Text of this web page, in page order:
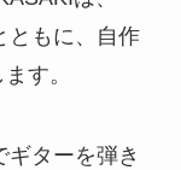
ともに、自作
す。
ターを弾き